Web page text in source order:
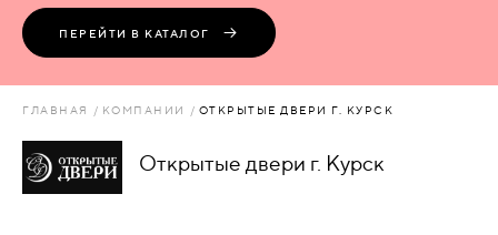
ПЕРЕГОРОДКИ
АКСЕССУАРЫ
ПЕРЕЙТИ В КАТАЛОГ
ГЛАВНАЯ КОМПАНИИ ОТКРЫТЫЕ ДВЕРИ Г. КУРСК
Открытые двери г. Курск